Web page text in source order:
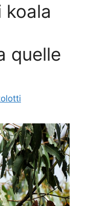
koala
quelle